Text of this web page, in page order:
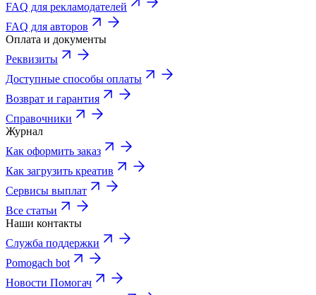
FAQ для рекламодателей
FAQ для авторов
Оплата и документы
Реквизиты
Доступные способы оплаты
Возврат и гарантия
Справочники
Журнал
Как оформить заказ
Как загрузить креатив
Сервисы выплат
Все статьи
Наши контакты
Служба поддержки
Pomogach bot
Новости Помогач